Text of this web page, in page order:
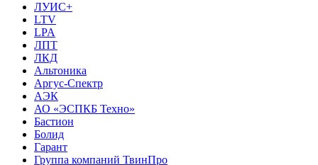
ЛУИС+
LTV
LPA
ЛПТ
ЛКД
Альтоника
Аргус-Спектр
АЭК
АО «ЭСПКБ Техно»
Бастион
Болид
Гарант
Группа компаний ТвинПро